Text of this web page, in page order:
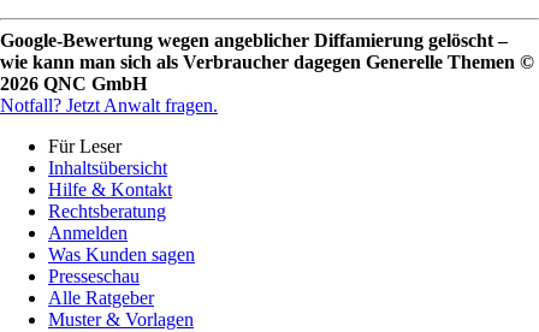
Google-Bewertung wegen angeblicher Diffamierung gelöscht –
wie kann man sich als Verbraucher dagegen Generelle Themen ©
2026 QNC GmbH
Notfall? Jetzt Anwalt fragen.
Für Leser
Inhaltsübersicht
Hilfe & Kontakt
Rechtsberatung
Anmelden
Was Kunden sagen
Presseschau
Alle Ratgeber
Muster & Vorlagen